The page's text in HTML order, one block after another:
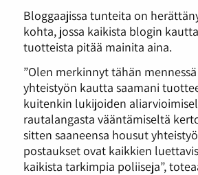
Bloggaajissa tunteita on
kohta, jossa kaikista blogin
tuotteista pitää mainita aina.
”Olen merkinnyt tähän
yhteistyön kautta saamani
kuitenkin lukijoiden
rautalangasta vääntämiseltä
sitten saaneensa housut
postaukset ovat kaikkien
kaikista tarkimpia poliiseja”,